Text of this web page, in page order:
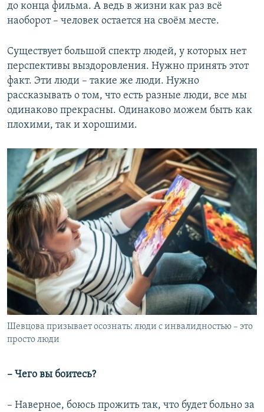
до конца фильма. А ведь в жизни как раз всё
наоборот – человек остается на своём месте.
Существует большой спектр людей, у которых нет
перспективы выздоровления. Нужно принять этот
факт. Эти люди – такие же люди. Нужно
рассказывать о том, что есть разные люди, все мы
одинаково прекрасны. Одинаково можем быть как
плохими, так и хорошими.
Шевцова призывает осознать: люди с инвалидностью – это
просто люди
– Чего вы боитесь?
– Наверное, боюсь прожить так, что будет больно за